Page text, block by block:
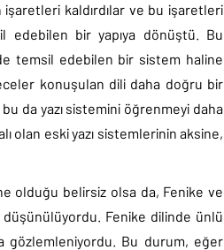
kaldırdılar ve bu işaretleri
edebilen bir yapıya dönüştü. Bu
temsil edebilen bir sistem haline
konuşulan dili daha doğru bir
da yazı sistemini öğrenmeyi daha
olan eski yazı sistemlerinin aksine,
olduğu belirsiz olsa da, Fenike ve
düşünülüyordu. Fenike dilinde ünlü
gözlemleniyordu. Bu durum, eğer